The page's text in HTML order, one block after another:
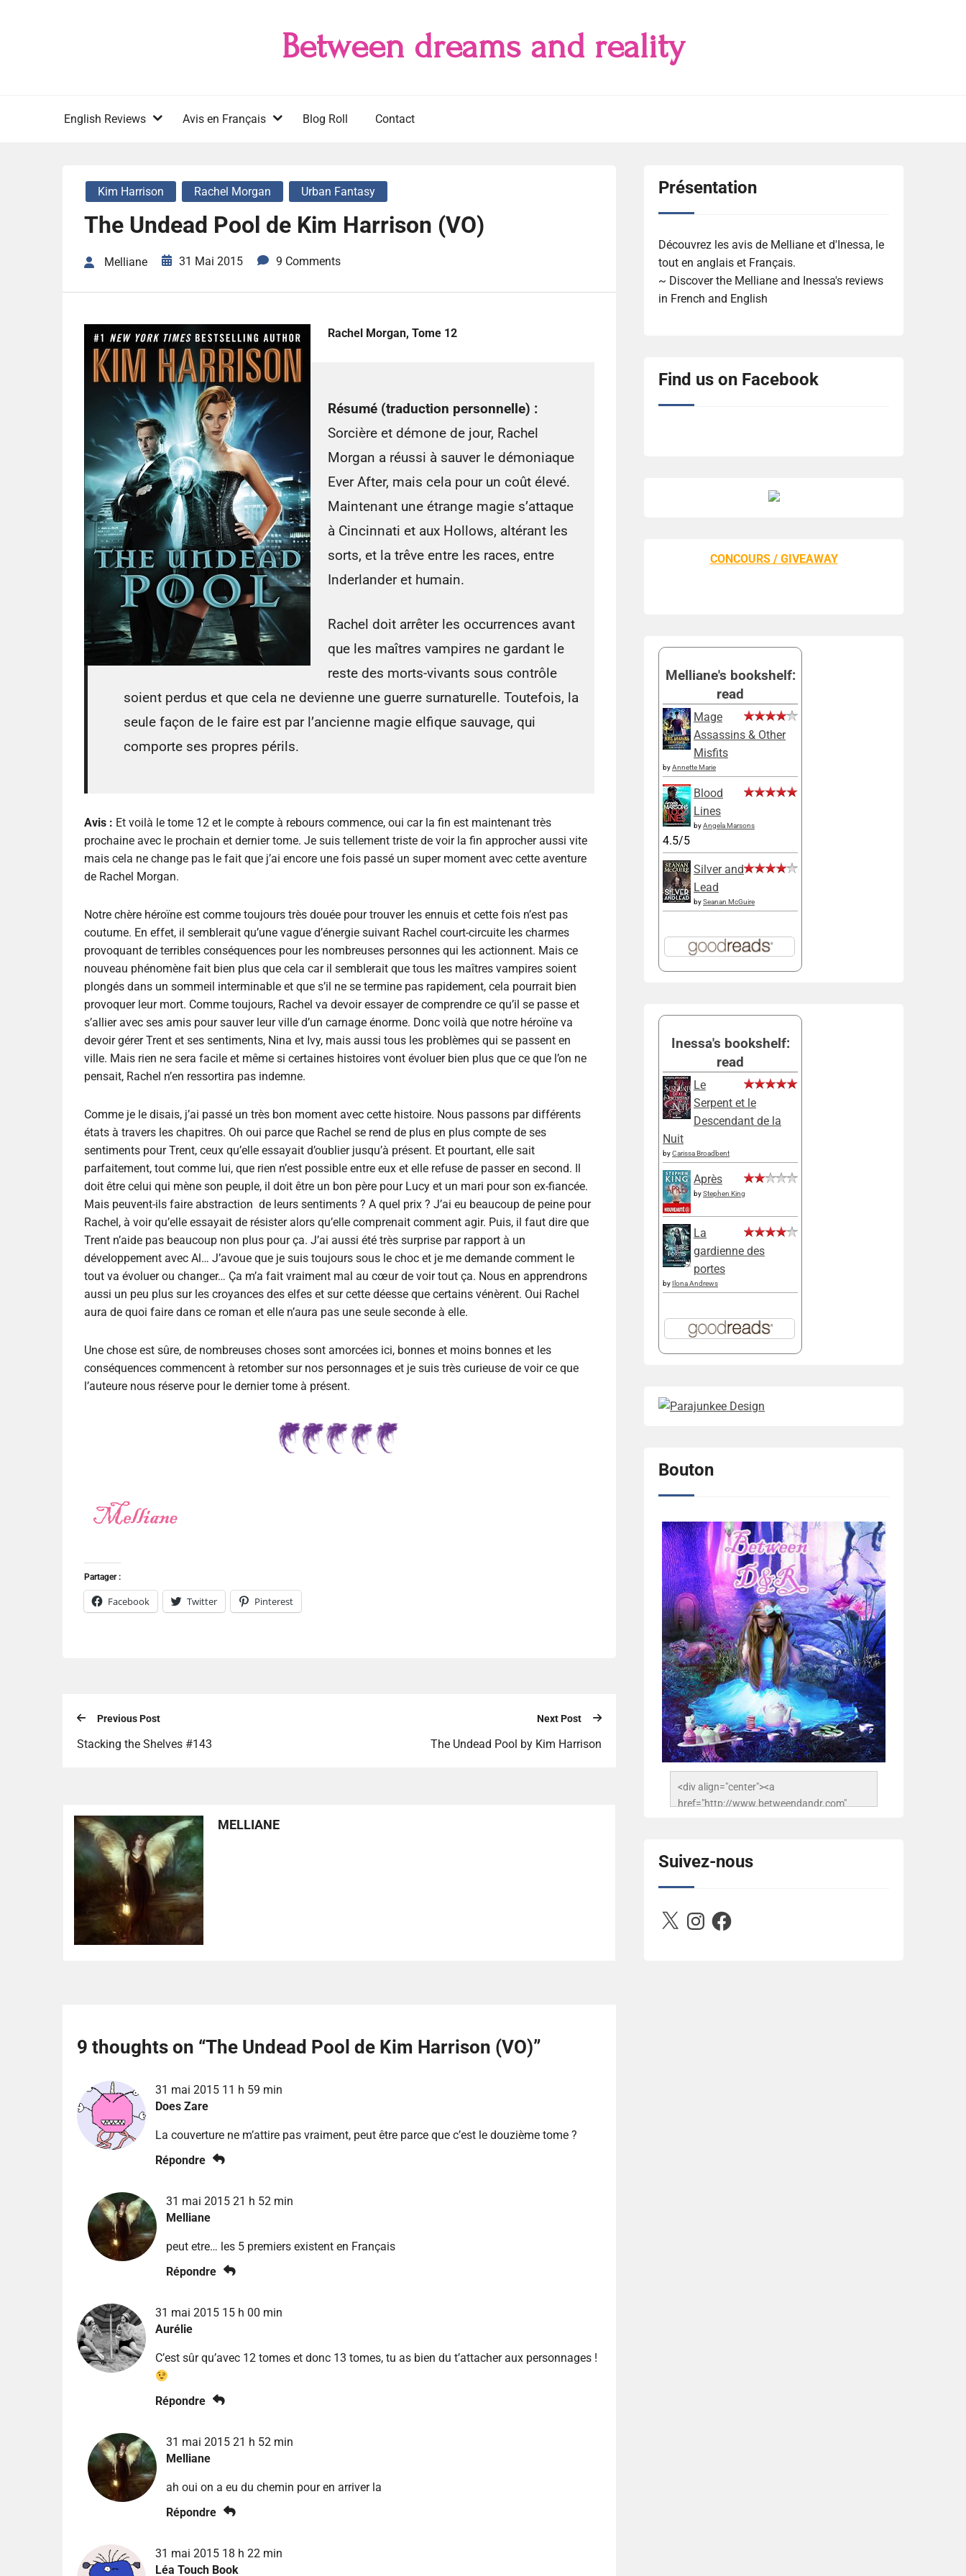
Between dreams and reality
English Reviews Avis en Français Blog Roll Contact
Kim Harrison Rachel Morgan Urban Fantasy
The Undead Pool de Kim Harrison (VO)
Melliane 31 Mai 2015 9 Comments
Rachel Morgan, Tome 12
Résumé (traduction personnelle) :
Sorcière et démone de jour, Rachel
Morgan a réussi à sauver le démoniaque
Ever After, mais cela pour un coût élevé.
Maintenant une étrange magie s’attaque
à Cincinnati et aux Hollows, altérant les
sorts, et la trêve entre les races, entre
Inderlander et humain.
Rachel doit arrêter les occurrences avant
que les maîtres vampires ne gardant le
reste des morts-vivants sous contrôle
soient perdus et que cela ne devienne une guerre surnaturelle. Toutefois, la
seule façon de le faire est par l’ancienne magie elfique sauvage, qui
comporte ses propres périls.
Avis : Et voilà le tome 12 et le compte à rebours commence, oui car la fin est maintenant très
prochaine avec le prochain et dernier tome. Je suis tellement triste de voir la fin approcher aussi vite
mais cela ne change pas le fait que j’ai encore une fois passé un super moment avec cette aventure
de Rachel Morgan.
Notre chère héroïne est comme toujours très douée pour trouver les ennuis et cette fois n’est pas
coutume. En effet, il semblerait qu’une vague d’énergie suivant Rachel court-circuite les charmes
provoquant de terribles conséquences pour les nombreuses personnes qui les actionnent. Mais ce
nouveau phénomène fait bien plus que cela car il semblerait que tous les maîtres vampires soient
plongés dans un sommeil interminable et que s’il ne se termine pas rapidement, cela pourrait bien
provoquer leur mort. Comme toujours, Rachel va devoir essayer de comprendre ce qu’il se passe et
s’allier avec ses amis pour sauver leur ville d’un carnage énorme. Donc voilà que notre héroïne va
devoir gérer Trent et ses sentiments, Nina et Ivy, mais aussi tous les problèmes qui se passent en
ville. Mais rien ne sera facile et même si certaines histoires vont évoluer bien plus que ce que l’on ne
pensait, Rachel n’en ressortira pas indemne.
Comme je le disais, j’ai passé un très bon moment avec cette histoire. Nous passons par différents
états à travers les chapitres. Oh oui parce que Rachel se rend de plus en plus compte de ses
sentiments pour Trent, ceux qu’elle essayait d’oublier jusqu’à présent. Et pourtant, elle sait
parfaitement, tout comme lui, que rien n’est possible entre eux et elle refuse de passer en second. Il
doit être celui qui mène son peuple, il doit être un bon père pour Lucy et un mari pour son ex-fiancée.
Mais peuvent-ils faire abstraction de leurs sentiments ? A quel prix ? J’ai eu beaucoup de peine pour
Rachel, à voir qu’elle essayait de résister alors qu’elle comprenait comment agir. Puis, il faut dire que
Trent n’aide pas beaucoup non plus pour ça. J’ai aussi été très surprise par rapport à un
développement avec Al… J’avoue que je suis toujours sous le choc et je me demande comment le
tout va évoluer ou changer… Ça m’a fait vraiment mal au cœur de voir tout ça. Nous en apprendrons
aussi un peu plus sur les croyances des elfes et sur cette déesse que certains vénèrent. Oui Rachel
aura de quoi faire dans ce roman et elle n’aura pas une seule seconde à elle.
Une chose est sûre, de nombreuses choses sont amorcées ici, bonnes et moins bonnes et les
conséquences commencent à retomber sur nos personnages et je suis très curieuse de voir ce que
l’auteure nous réserve pour le dernier tome à présent.
Partager :
Facebook Twitter Pinterest
Previous Post
Stacking the Shelves #143
Next Post
The Undead Pool by Kim Harrison
MELLIANE
9 thoughts on “The Undead Pool de Kim Harrison (VO)”
31 mai 2015 11 h 59 min
Does Zare
La couverture ne m’attire pas vraiment, peut être parce que c’est le douzième tome ?
Répondre
31 mai 2015 21 h 52 min
Melliane
peut etre… les 5 premiers existent en Français
Répondre
31 mai 2015 15 h 00 min
Aurélie
C’est sûr qu’avec 12 tomes et donc 13 tomes, tu as bien du t’attacher aux personnages !
Répondre
31 mai 2015 21 h 52 min
Melliane
ah oui on a eu du chemin pour en arriver la
Répondre
31 mai 2015 18 h 22 min
Léa Touch Book
Présentation
Découvrez les avis de Melliane et d'Inessa, le
tout en anglais et Français.
~ Discover the Melliane and Inessa's reviews
in French and English
Find us on Facebook
CONCOURS / GIVEAWAY
Melliane's bookshelf:
read
Mage
Assassins & Other
Misfits
byAnnette Marie
Blood
Lines
byAngela Marsons
4.5/5
Silver and
Lead
bySeanan McGuire
Inessa's bookshelf:
read
Le
Serpent et le
Descendant de la
Nuit
byCarissa Broadbent
Après
byStephen King
La
gardienne des
portes
by Ilona Andrews
Bouton
<div align="center"><a
href="http://www.betweendandr.com"
503716673157532-
2788222864243652657-n.jpg"
alt="Between D&R" style="border:none;" />
Suivez-nous
X InstagramFacebook